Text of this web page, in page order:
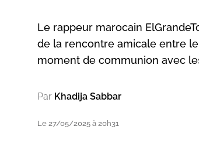
Le rappeur marocain
de la rencontre amicale entre
moment de communion avec
Par Khadija Sabbar
Le 27/05/2025 à 20h31